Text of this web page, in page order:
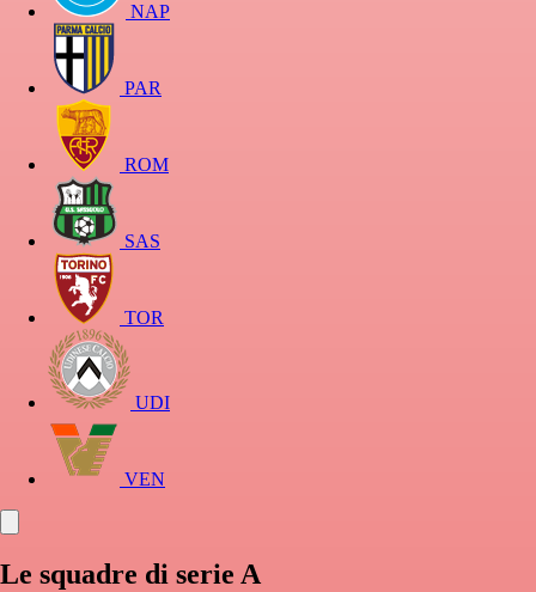
NAP
PAR
ROM
SAS
TOR
UDI
VEN
Le squadre di serie A